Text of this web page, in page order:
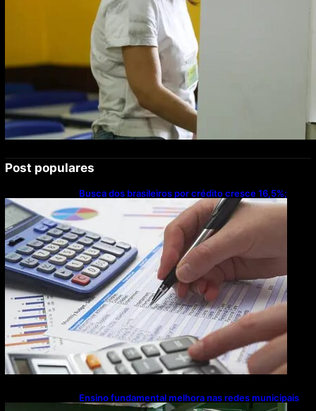
Post populares
Busca dos brasileiros por crédito cresce 16,5%;
Mato Grosso lidera ranking entre estados
Ensino fundamental melhora nas redes municipais